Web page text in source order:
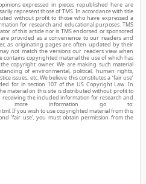
expressed in pieces republished here are
represent those of TMS. In accordance with title
without profit to those who have expressed a
for research and educational purposes. TMS
of this article nor is TMS endorsed or sponsored
provided as a convenience to our readers and
as originating pages are often updated by their
not match the versions our readers view when
contains copyrighted material the use of which has
copyright owner. We are making such material
of environmental, political, human rights,
issues, etc. We believe this constitutes a ‘fair use’
for in section 107 of the US Copyright Law. In
material on this site is distributed without profit to
the included information for research and
more information go to:
If you wish to use copyrighted material from this
‘fair use’, you must obtain permission from the